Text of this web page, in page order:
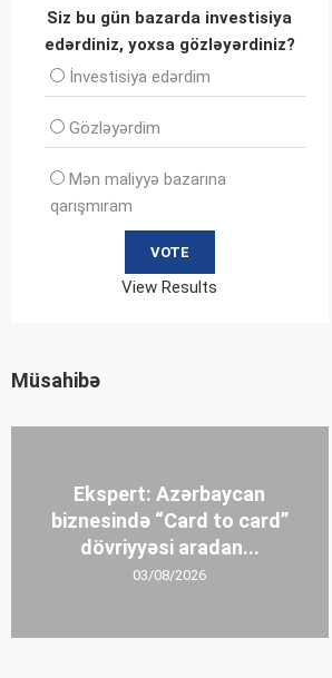
Siz bu gün bazarda investisiya
edərdiniz, yoxsa gözləyərdiniz?
İnvеstisiya edərdim
Gözləyərdim
Mən maliyyə bazarına
qarışmıram
View Results
Müsahibə
Ekspert: Azərbaycan
biznesində “Card to card”
dövriyyəsi aradan...
03/08/2026